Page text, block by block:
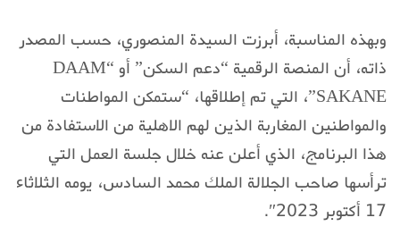
وبهذه المناسبة، أبرزت السيدة المنصوري، حسب المصدر
ذاته، أن المنصة الرقمية “دعم السكن” أو “DAAM
SAKANE”، التي تم إطلاقها، “ستمكن المواطنات
والمواطنين المغاربة الذين لهم الاهلية من الاستفادة من
هذا البرنامج، الذي أعلن عنه خلال جلسة العمل التي
ترأسها صاحب الجلالة الملك محمد السادس، يومه الثلاثاء
17 أكتوبر 2023″.